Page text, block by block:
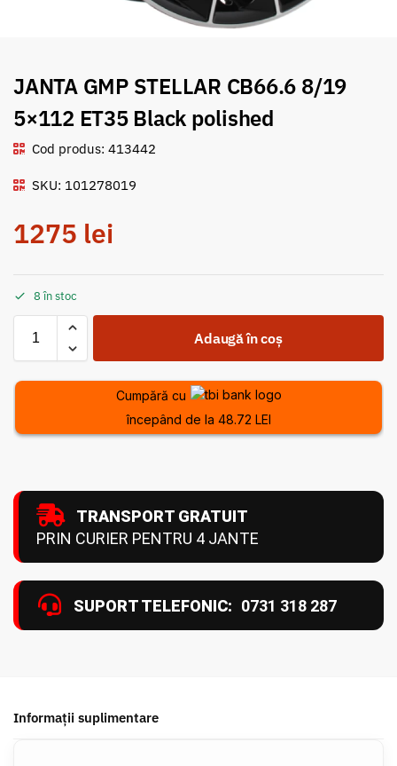
JANTA GMP STELLAR CB66.6 8/19
5×112 ET35 Black polished
Cod produs: 413442
SKU: 101278019
1275 lei
8 în stoc
Adaugă în coș
Cumpără cu
începând de la 48.72 LEI
TRANSPORT GRATUIT
PRIN CURIER PENTRU 4 JANTE
SUPORT TELEFONIC: 0731 318 287
Informații suplimentare